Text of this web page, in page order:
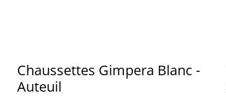
Chaussettes Gimpera Blanc -
Auteuil